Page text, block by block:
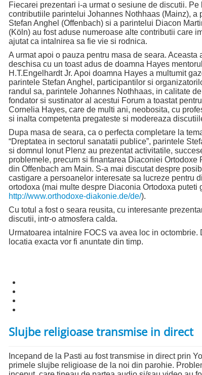
Fiecarei prezentari i-a urmat o sesiune de discutii. Pe
contributiile parintelui Johannes Nothhaas (Mainz), a
Stefan Anghel (Offenbach) si a parintelui Diacon
(Köln) au fost aduse numeroase alte contributii care
ajutat ca intalnirea sa fie vie si rodnica.
A urmat apoi o pauza pentru masa de seara. Aceasta
deschisa cu un toast adus de doamna Hayes
H.T.Engelhardt Jr. Apoi doamna Hayes a multumit
parintele Stefan Anghel, participantilor si
randul sa, parintele Johannes Nothhaas, in calitate
fondator si sustinator al acestui Forum a toastat
Cornelia Hayes, care de multi ani, neobosita, cu
si inalta competenta pregateste si modereaza
Dupa masa de seara, ca o perfecta completare la
“Dreptatea in sectorul sanatatii publice”, parintele
si domnul Ionut Plenz au prezentat activitatile,
problemele, precum si finantarea Diaconiei Ortodoxe
din Offenbach am Main. S-a mai discutat despre
castigare a persoanelor interesate sa lucreze pentru
ortodoxa (mai multe despre Diaconia Ortodoxa puteti
http://www.orthodoxe-diakonie.de/de/).
Cu totul a fost o seara reusita, cu interesante
discutii, intr-o atmosfera calda.
Urmatoarea intalnire FOCS va avea loc in octombrie.
locatia exacta vor fi anuntate din timp.
Slujbe religioase transmise in direct
Incepand de la Pasti au fost transmise in direct prin
primele slujbe religioase de la noi din parohie.